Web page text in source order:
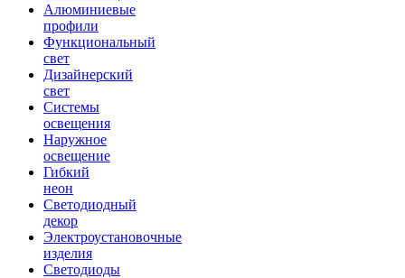
Алюминиевые
профили
Функциональный
свет
Дизайнерский
свет
Системы
освещения
Наружное
освещение
Гибкий
неон
Светодиодный
декор
Электроустановочные
изделия
Светодиоды